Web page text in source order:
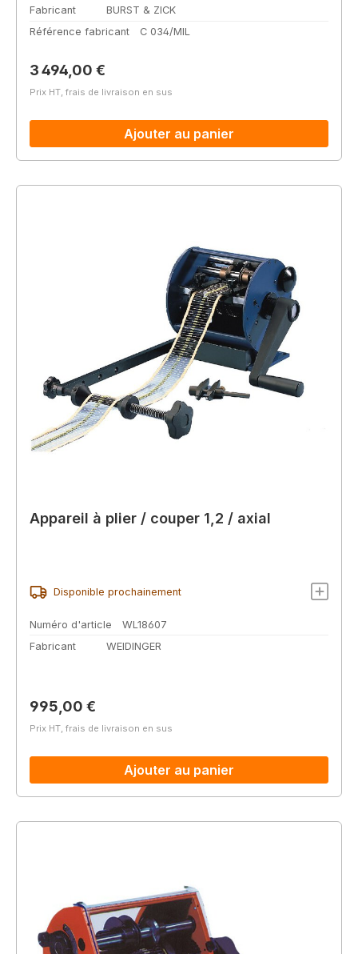
Fabricant
BURST & ZICK
Référence fabricant
C 034/MIL
Prix régulier :
3 494,00 €
Prix HT, frais de livraison en sus
Ajouter au panier
Appareil à plier / couper 1,2 / axial
Disponible prochainement
Numéro d'article
WL18607
Fabricant
WEIDINGER
Prix régulier :
995,00 €
Prix HT, frais de livraison en sus
Ajouter au panier